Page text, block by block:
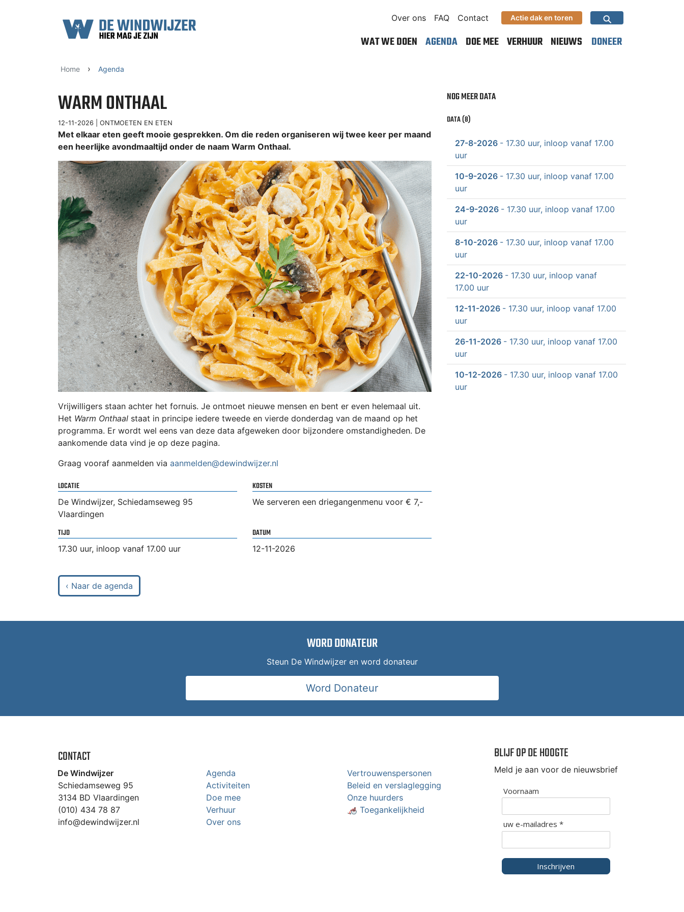
Over ons
FAQ Contact Actie dak en toren ⚲
WAT WE DOEN AGENDA DOE MEE VERHUUR NIEUWS DONEER
Home › Agenda
WARM ONTHAAL
12-11-2026 | ONTMOETEN EN ETEN
Met elkaar eten geeft mooie gesprekken. Om die reden organiseren wij twee keer per maand
een heerlijke avondmaaltijd onder de naam Warm Onthaal.
Vrijwilligers staan achter het fornuis. Je ontmoet nieuwe mensen en bent er even helemaal uit.
Het Warm Onthaal staat in principe iedere tweede en vierde donderdag van de maand op het
programma. Er wordt wel eens van deze data afgeweken door bijzondere omstandigheden. De
aankomende data vind je op deze pagina.
Graag vooraf aanmelden via aanmelden@dewindwijzer.nl
LOCATIE
De Windwijzer, Schiedamseweg 95
Vlaardingen
KOSTEN
We serveren een driegangenmenu voor € 7,-
TIJD
17.30 uur, inloop vanaf 17.00 uur
DATUM
12-11-2026
NOG MEER DATA
DATA (8)
27-8-2026 - 17.30 uur, inloop vanaf 17.00
uur
10-9-2026 - 17.30 uur, inloop vanaf 17.00
uur
24-9-2026 - 17.30 uur, inloop vanaf 17.00
uur
8-10-2026 - 17.30 uur, inloop vanaf 17.00
uur
22-10-2026 - 17.30 uur, inloop vanaf
17.00 uur
12-11-2026 - 17.30 uur, inloop vanaf 17.00
uur
26-11-2026 - 17.30 uur, inloop vanaf 17.00
uur
10-12-2026 - 17.30 uur, inloop vanaf 17.00
uur
‹ Naar de agenda
WORD DONATEUR
Steun De Windwijzer en word donateur
Word Donateur
CONTACT
De Windwijzer
Schiedamseweg 95
3134 BD Vlaardingen
(010) 434 78 87
info@dewindwijzer.nl
Agenda
Activiteiten
Doe mee
Verhuur
Over ons
Vertrouwenspersonen
Beleid en verslaglegging
Onze huurders
🦽 Toegankelijkheid
BLIJF OP DE HOOGTE
Meld je aan voor de nieuwsbrief
Voornaam
uw e-mailadres *
Inschrijven